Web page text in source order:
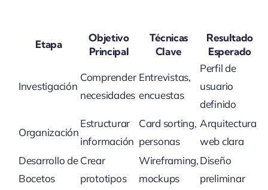
Etapa
Objetivo
Principal
Técnicas
Clave
Resultado
Esperado
Investigación
Comprender
necesidades
Entrevistas,
encuestas
Perfil de
usuario
definido
Organización
Estructurar
información
Card sorting,
personas
Arquitectura
web clara
Desarrollo de
Bocetos
Crear
prototipos
Wireframing,
mockups
Diseño
preliminar